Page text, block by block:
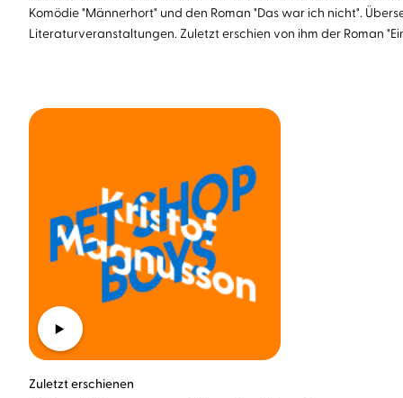
Komödie "Männerhort" und den Roman "Das war ich nicht".
Literaturveranstaltungen. Zuletzt erschien von ihm der Roman
Zuletzt erschienen